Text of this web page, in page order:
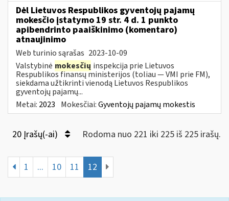
Dėl Lietuvos Respublikos gyventojų pajamų
mokesčio įstatymo 19 str. 4 d. 1 punkto
apibendrinto paaiškinimo (komentaro)
atnaujinimo
Web turinio sąrašas 2023-10-09
Valstybinė mokesčių inspekcija prie Lietuvos
Respublikos finansų ministerijos (toliau — VMI prie FM),
siekdama užtikrinti vienodą Lietuvos Respublikos
gyventojų pajamų...
Metai: 2023 Mokesčiai:Gyventojų pajamų mokestis
20 Įrašų(-ai) Rodoma nuo 221 iki 225 iš 225 irašų.
1 ... 10 11 12